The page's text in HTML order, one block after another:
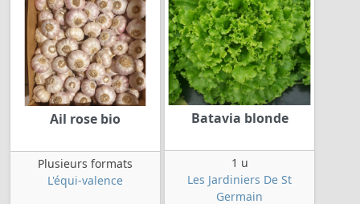
Ail rose bio
Plusieurs formats
L'équi-valence
Batavia blonde
1 u
Les Jardiniers De St
Germain